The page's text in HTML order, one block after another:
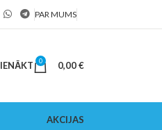
PAR MUMS
IENĀKT 0 0,00€
AKCIJAS